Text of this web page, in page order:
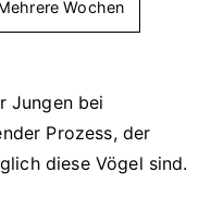
Wochen
Jungen bei
Prozess, der
diese Vögel sind.